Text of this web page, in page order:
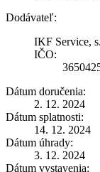
Dodávateľ:
IKF Service,
IČO:
Dátum doručenia:
2. 12. 2024
Dátum splatnosti:
14. 12. 2024
Dátum úhrady:
3. 12. 2024
Dátum vystavenia: